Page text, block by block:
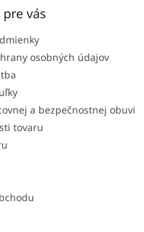
vás
osobných údajov
a bezpečnostnej obuvi
tovaru